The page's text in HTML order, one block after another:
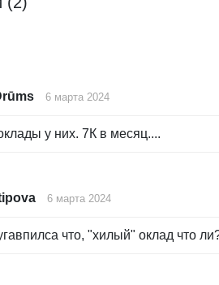
6 марта 2024
у них. 7К в месяц....
6 марта 2024
что, "хилый" оклад что